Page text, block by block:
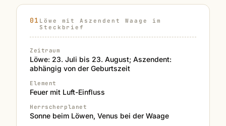
Löwe mit Aszendent Waage im
Steckbrief
Zeitraum
Löwe: 23. Juli bis 23. August; Aszendent:
abhängig von der Geburtszeit
Element
Feuer mit Luft-Einfluss
Herrscherplanet
Sonne beim Löwen, Venus bei der Waage